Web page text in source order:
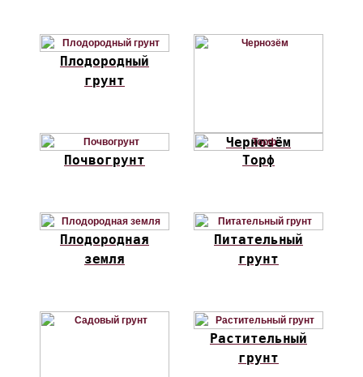
Плодородный
грунт
Чернозём
Почвогрунт
Торф
Плодородная
земля
Питательный
грунт
Растительный
грунт